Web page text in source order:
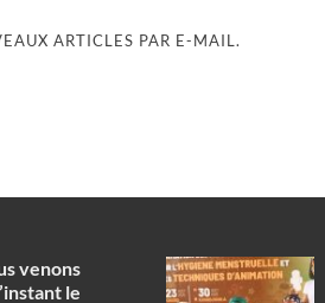
ARTICLES PAR E-MAIL.
venons
le